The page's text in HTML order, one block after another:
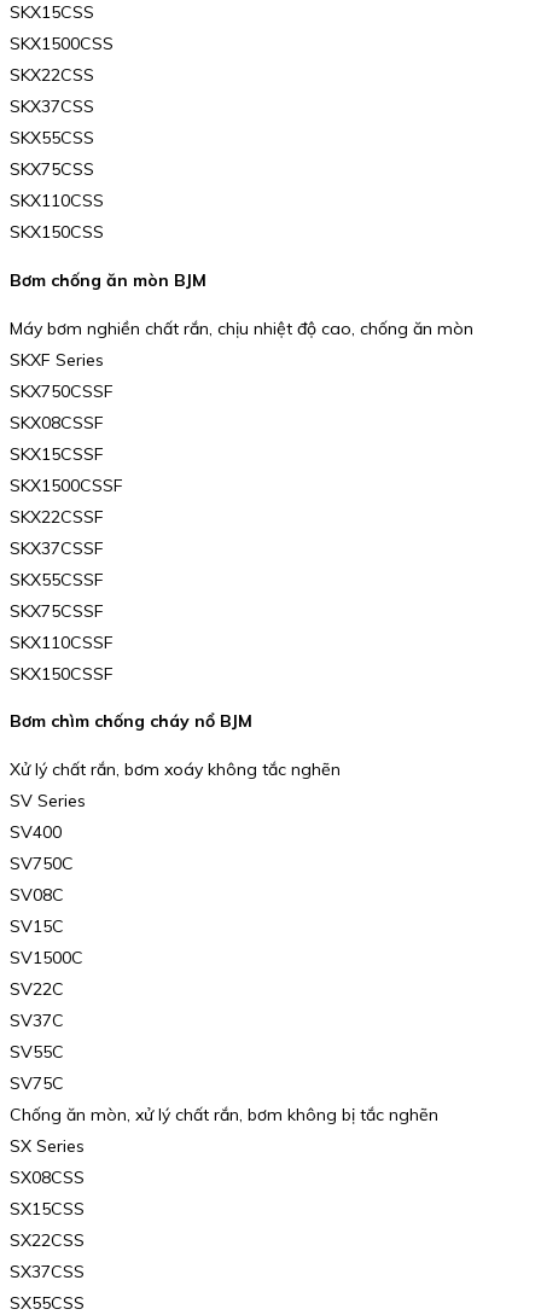
SKX15CSS
SKX1500CSS
SKX22CSS
SKX37CSS
SKX55CSS
SKX75CSS
SKX110CSS
SKX150CSS
Bơm chống ăn mòn BJM
Máy bơm nghiền chất rắn, chịu nhiệt độ cao, chống ăn mòn
SKXF Series
SKX750CSSF
SKX08CSSF
SKX15CSSF
SKX1500CSSF
SKX22CSSF
SKX37CSSF
SKX55CSSF
SKX75CSSF
SKX110CSSF
SKX150CSSF
Bơm chìm chống cháy nổ BJM
Xử lý chất rắn, bơm xoáy không tắc nghẽn
SV Series
SV400
SV750C
SV08C
SV15C
SV1500C
SV22C
SV37C
SV55C
SV75C
Chống ăn mòn, xử lý chất rắn, bơm không bị tắc nghẽn
SX Series
SX08CSS
SX15CSS
SX22CSS
SX37CSS
SX55CSS